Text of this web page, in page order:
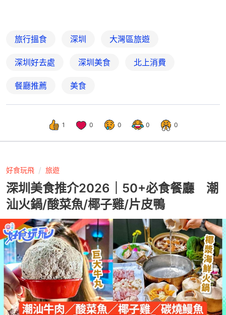
旅行搵食 深圳 大灣區旅遊
深圳好去處 深圳美食 北上消費
餐廳推薦 美食
1 0 0 0 0
好食玩飛 旅遊
深圳美食推介2026｜50+必食餐廳 潮
汕火鍋/酸菜魚/椰子雞/片皮鴨